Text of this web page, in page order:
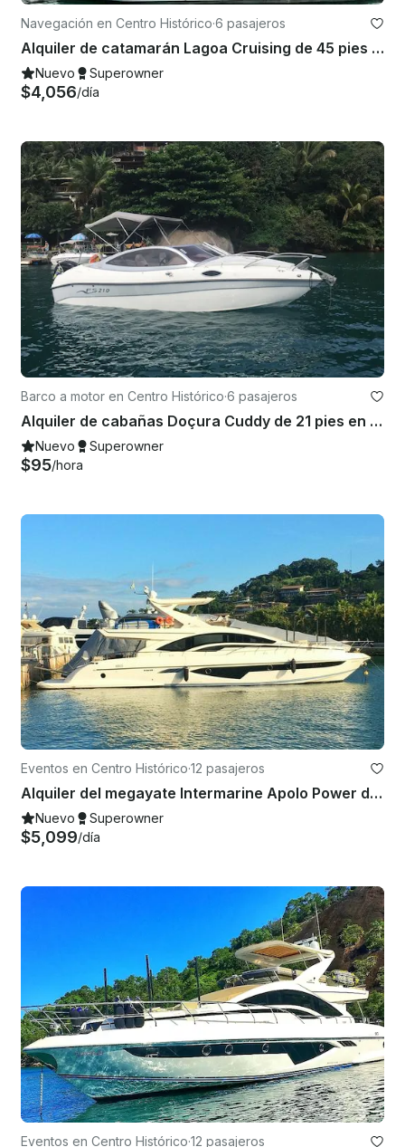
Navegación en Centro Histórico·6 pasajeros
Alquiler de catamarán Lagoa Cruising de 45 pies en Paraty, Río de Janeiro
Nuevo Superowner
$4,056/día
Barco a motor en Centro Histórico·6 pasajeros
Alquiler de cabañas Doçura Cuddy de 21 pies en Paraty, Brasil, ideal para parejas
Nuevo Superowner
$95/hora
Eventos en Centro Histórico·12 pasajeros
Alquiler del megayate Intermarine Apolo Power de 80 pies en Paraty, Brasil
Nuevo Superowner
$5,099/día
Eventos en Centro Histórico·12 pasajeros